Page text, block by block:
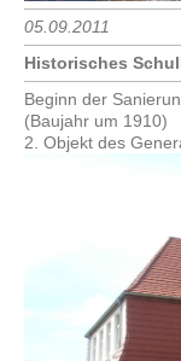
05.09.2011
Historisches
Beginn der
(Baujahr um 1910)
2. Objekt des